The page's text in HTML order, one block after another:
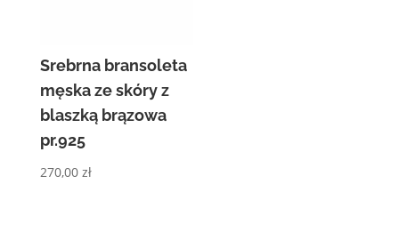
Srebrna bransoleta
męska ze skóry z
blaszką brązowa
pr.925
270,00 zł